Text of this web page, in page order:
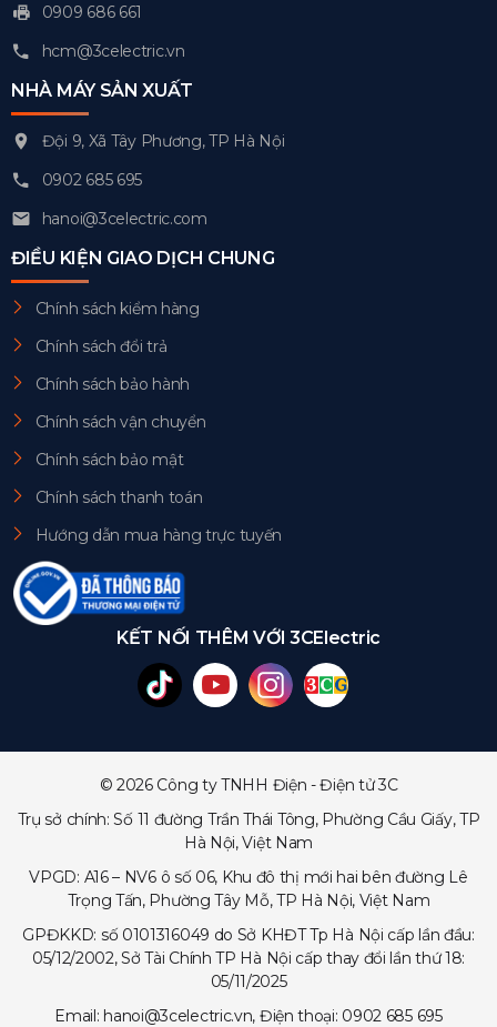
0909 686 661
hcm@3celectric.vn
NHÀ MÁY SẢN XUẤT
Đội 9, Xã Tây Phương, TP Hà Nội
0902 685 695
hanoi@3celectric.com
ĐIỀU KIỆN GIAO DỊCH CHUNG
Chính sách kiểm hàng
Chính sách đổi trả
Chính sách bảo hành
Chính sách vận chuyển
Chính sách bảo mật
Chính sách thanh toán
Hướng dẫn mua hàng trực tuyến
KẾT NỐI THÊM VỚI 3CElectric
© 2026 Công ty TNHH Điện - Điện tử 3C
Trụ sở chính: Số 11 đường Trần Thái Tông, Phường Cầu Giấy, TP
Hà Nội, Việt Nam
VPGD: A16 – NV6 ô số 06, Khu đô thị mới hai bên đường Lê
Trọng Tấn, Phường Tây Mỗ, TP Hà Nội, Việt Nam
GPĐKKD: số 0101316049 do Sở KHĐT Tp Hà Nội cấp lần đầu:
05/12/2002, Sở Tài Chính TP Hà Nội cấp thay đổi lần thứ 18:
05/11/2025
Email: hanoi@3celectric.vn, Điện thoại: 0902 685 695